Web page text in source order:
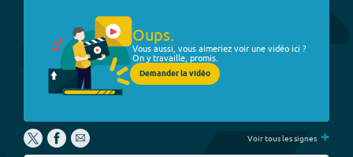
Oups.
Vous aussi, vous aimeriez voir une vidéo ici ?
On y travaille, promis.
Demander la vidéo
Voir tous les signes +